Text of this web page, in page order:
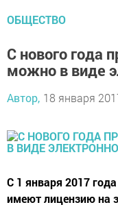
ОБЩЕСТВО
С нового года
можно в виде
Автор, 18 января
С 1 января 2017
имеют лицензию на